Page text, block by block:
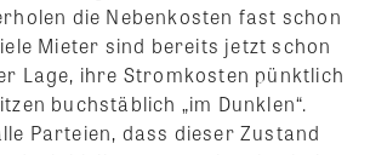
die Nebenkosten fast schon
Mieter sind bereits jetzt schon
Lage, ihre Stromkosten pünktlich
buchstäblich „im Dunklen“.
Parteien, dass dieser Zustand